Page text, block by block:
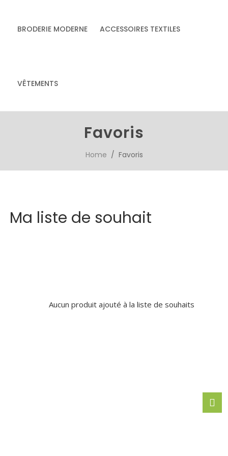
écoresponsables
BRODERIE MODERNE ACCESSOIRES TEXTILES
VÊTEMENTS
Favoris
Home / Favoris
Ma liste de souhait
Aucun produit ajouté à la liste de souhaits